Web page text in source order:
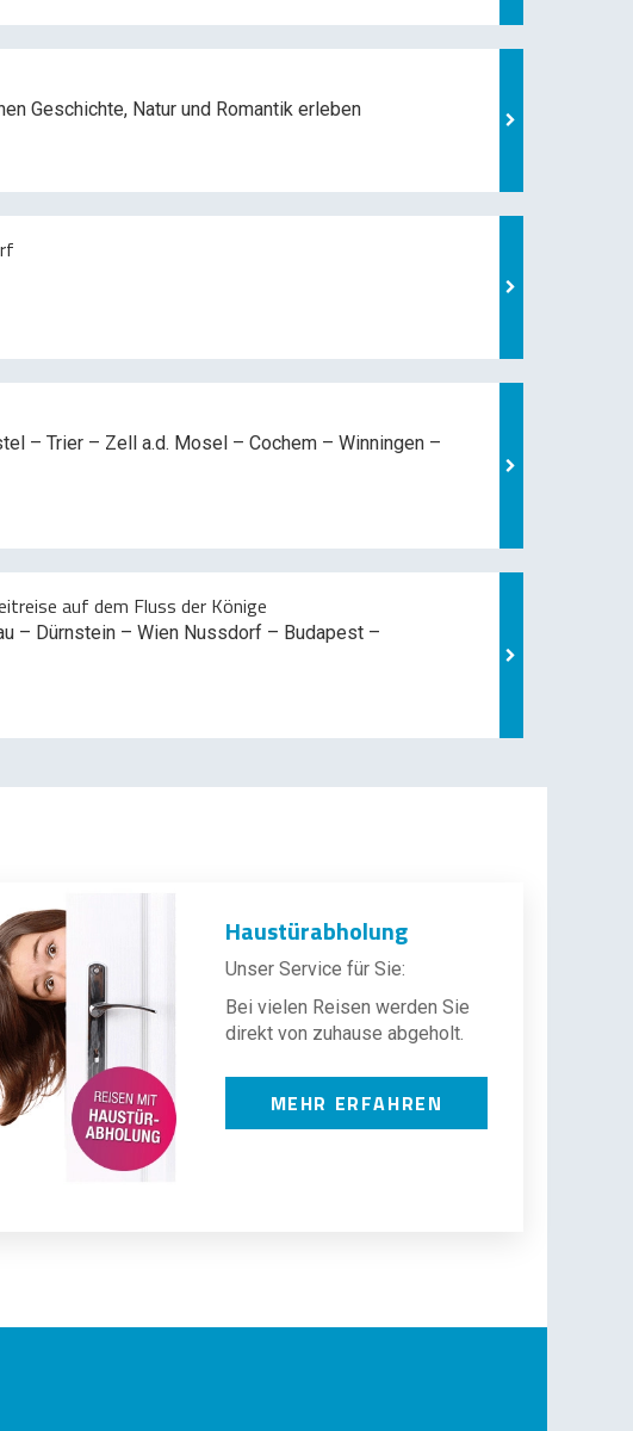
Geschichte, Natur und Romantik erleben
– Trier – Zell a.d. Mosel – Cochem – Winningen –
auf dem Fluss der Könige
– Dürnstein – Wien Nussdorf – Budapest –
Haustürabholung
Unser Service für Sie:
Bei vielen Reisen werden Sie
direkt von zuhause abgeholt.
MEHR ERFAHREN